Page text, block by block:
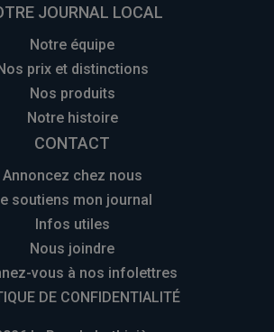
JOURNAL LOCAL
Notre équipe
prix et distinctions
Nos produits
Notre histoire
CONTACT
Annoncez chez nous
soutiens mon journal
Infos utiles
Nous joindre
vous à nos infolettres
DE CONFIDENTIALITÉ